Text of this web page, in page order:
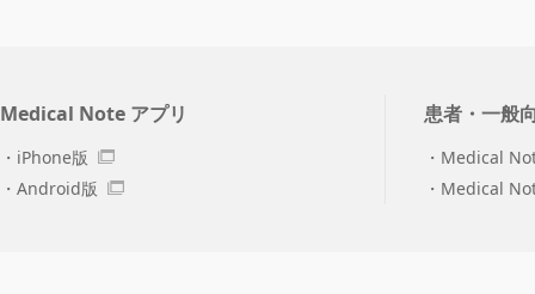
Medical Note アプリ
iPhone版
Android版
患者・一般
Medical
Medical